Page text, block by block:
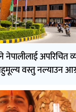
नेपालीलाई अपरिचित
वस्तु नल्याउन